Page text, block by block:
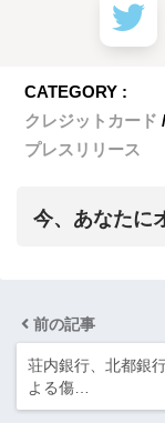
CATEGORY :
クレジットカード
プレスリリース
今、あなたに
前の記事
荘内銀行、北都銀
よる傷…